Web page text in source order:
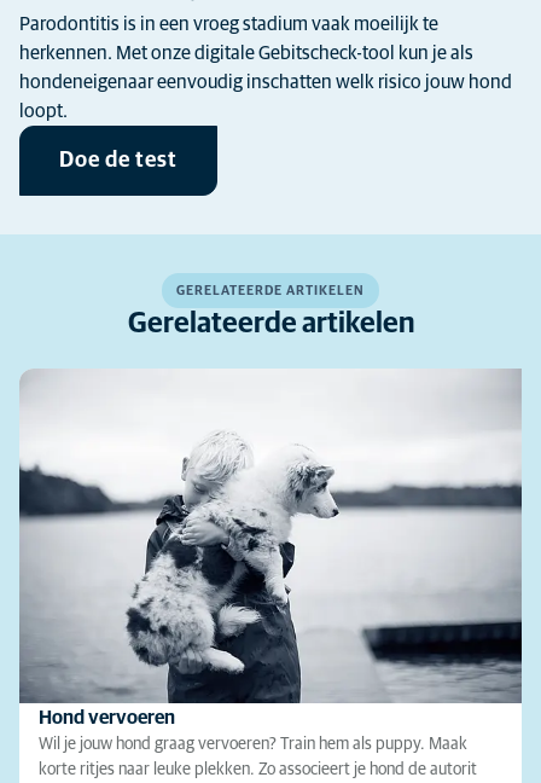
Parodontitis is in een vroeg stadium vaak moeilijk te
herkennen. Met onze digitale Gebitscheck-tool kun je als
hondeneigenaar eenvoudig inschatten welk risico jouw hond
loopt.
Doe de test
GERELATEERDE ARTIKELEN
Gerelateerde artikelen
Hond vervoeren
Wil je jouw hond graag vervoeren? Train hem als puppy. Maak
korte ritjes naar leuke plekken. Zo associeert je hond de autorit